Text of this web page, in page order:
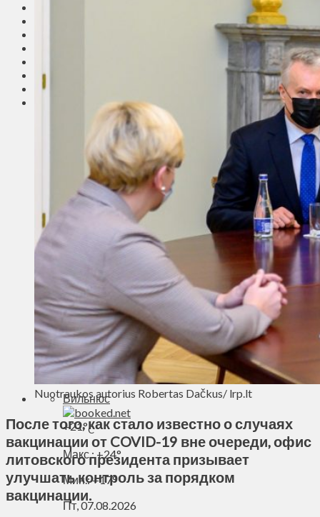
Сейм Литвы
Культура
Фоторепортаж
ЛК рекомендует
Сеньорам
Образование
Здравоохранение
Экология
Происшествия
Приграничье
Деньги
Агроновости
Едим дома
Ищу семью
Духовное пространство
Спорт
Технологии
Энергетика
Вильнюс
+21°C
Макс.:+24°
Мин.:+17°
Пт, 07.08.2026
Nuotraukos autorius Robertas Dačkus/ lrp.lt
После того, как стало известно о случаях
вакцинации от COVID-19 вне очереди, офис
литовского президента призывает
улучшать контроль за порядком
вакцинации.